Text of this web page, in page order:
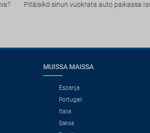
Pitäisikö sinun vuokrata auto paikassa
MUISSA MAISSA
Espanja
Portugali
Italia
Saksa